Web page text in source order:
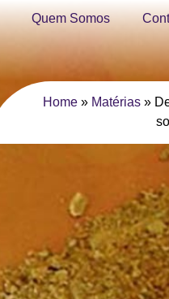
Quem Somos
Home» Matérias»